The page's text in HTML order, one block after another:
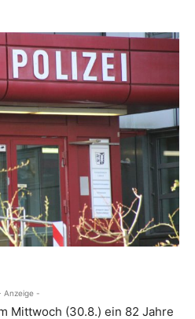
Anzeige -
Mittwoch (30.8.) ein 82 Jahre